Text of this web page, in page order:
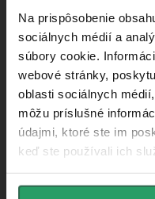
Na prispôsobenie
sociálnych médií a
súbory cookie.
webové stránky,
oblasti sociálnych
môžu príslušné
údajmi, ktoré ste im
keď ste používali ich
Informácie pre vás